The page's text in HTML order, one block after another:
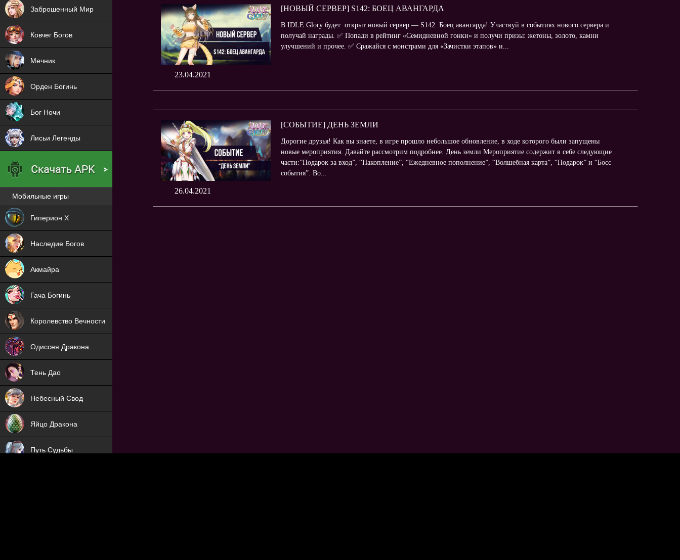
HIT
23.04.2021
[НОВЫЙ СЕРВЕР] S142: БОЕЦ АВАНГАРДА
В IDLE Glory будет открыт новый сервер — S142: Боец авангарда! Участвуй в событиях нового сервера и
получай награды. ✅ Попади в рейтинг «Семидневной гонки» и получи призы: жетоны, золото, камни
улучшений и прочее. ✅ Сражайся с монстрами для «Зачистки этапов» и...
26.04.2021
[СОБЫТИЕ] ДЕНЬ ЗЕМЛИ
Дорогие друзья! Как вы знаете, в игре прошло небольшое обновление, в ходе которого были запущены
новые мероприятия. Давайте рассмотрим подробнее. День земли Мероприятие содержит в себе следующие
части:”Подарок за вход”, “Накопление”, “Ежедневное пополнение”, “Волшебная карта”, “Подарок” и “Босс
события”. Во...
Заброшенный Мир
Ковчег Богов
Мечник
Орден Богинь
Бог Ночи
Лисьи Легенды
Мобильные игры
Гиперион Х
Наследие Богов
NEW
Акмайра
NEW
Гача Богинь
NEW
Королевство Вечности
NEW
Одиссея Дракона
NEW
Тень Дао
NEW
Небесный Свод
NEW
Яйцо Дракона
NEW
Путь Судьбы
NEW